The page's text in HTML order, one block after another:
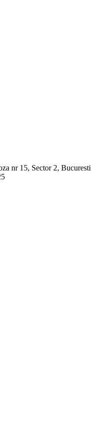
nr 15, Sector 2, Bucuresti